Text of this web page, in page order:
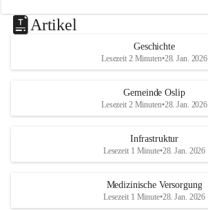
Artikel
Geschichte
Lesezeit 2 Minuten•28. Jan. 2026
Gemeinde Oslip
Lesezeit 2 Minuten•28. Jan. 2026
Infrastruktur
Lesezeit 1 Minute•28. Jan. 2026
Medizinische Versorgung
Lesezeit 1 Minute•28. Jan. 2026